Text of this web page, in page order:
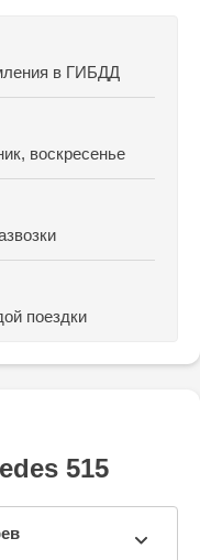
в ГИБДД
воскресенье
поездки
515